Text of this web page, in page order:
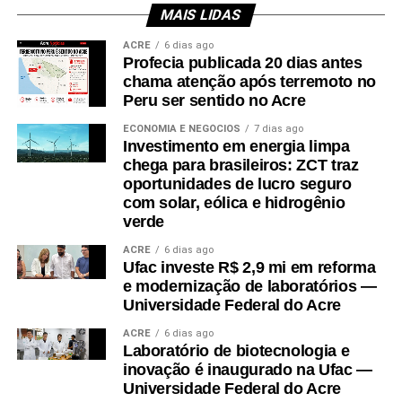
sem abastecimento,
Taiana contou que a
família estava usando
um pouco de água que
ainda restava no
reservatório. Porém,
nesta segunda-feira
(25) todas as caixas
d’água secaram e eles
vão ter que chamar um
caminhão-pipa para
abastecer.
Especialistas ouvidos pela reportagem avaliaram que
a iniciativa poderia configurar crime eleitoral. No
final de outubro, Olivatto viroualvo de inquérito
Ministério Público de São Paulo.
Boulos também enfatizou repetidamente durante a
campanha, a partir de reportagem do UOL, que
Olivatto é irmão de Ana Maria Olivatto, que morreu
há mais de 20 anos e era casada com Marcola, chefe
O prefeito argumentou, por sua vez, que Olivatto é
funcionário de carreira da Prefeitura de São Paulo
desde 1987 e que não lidava diretamente com
contratos de obras emergenciais.
MAIS LIDAS
ACRE 6 dias ago
Profecia publicada 20 dias antes
chama atenção após terremoto no
Peru ser sentido no Acre
ECONOMIA E NEGÓCIOS 7 dias ago
Investimento em energia limpa
chega para brasileiros: ZCT traz
oportunidades de lucro seguro
com solar, eólica e hidrogênio
verde
ACRE 6 dias ago
Ufac investe R$ 2,9 mi em reforma
e modernização de laboratórios —
Universidade Federal do Acre
ACRE 6 dias ago
Laboratório de biotecnologia e
inovação é inaugurado na Ufac —
Universidade Federal do Acre